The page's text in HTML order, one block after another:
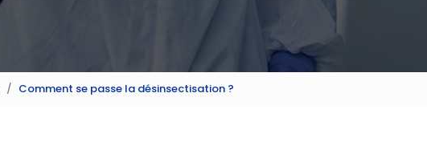
Comment se passe la désinsectisation ?